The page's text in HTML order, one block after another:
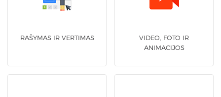
RAŠYMAS IR VERTIMAS
VIDEO, FOTO IR
ANIMACIJOS